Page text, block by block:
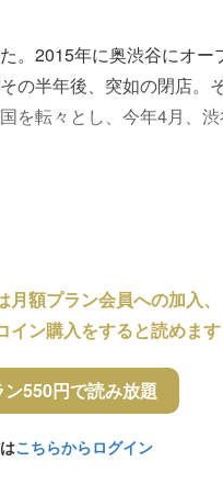
。2015年に奥渋谷にオー
半年後、突如の閉店。
を転々とし、今年4月、
月額プラン会員への加入、
イン購入をすると読めます
ン550円で読み放題
こちらからログイン